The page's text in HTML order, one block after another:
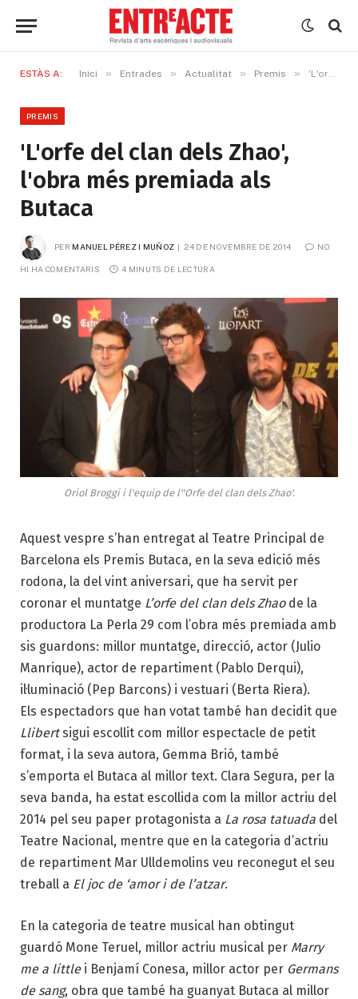
ESTÀS A: Inici » Entrades » Actualitat » Premis » 'L'orfe del clan dels Zhao', l'obra més premiada als Butaca
PREMIS
'L'orfe del clan dels Zhao',
l'obra més premiada als
Butaca
PER MANUEL PÉREZ I MUÑOZ 24 DE NOVEMBRE DE 2014 NO
HI HA COMENTARIS 4 MINUTS DE LECTURA
Oriol Broggi i l'equip de l''Orfe del clan dels Zhao'.
Aquest vespre s’han entregat al Teatre Principal de
Barcelona els Premis Butaca, en la seva edició més
rodona, la del vint aniversari, que ha servit per
coronar el muntatge L’orfe del clan dels Zhaode la
productora La Perla 29 com l’obra més premiada amb
sis guardons: millor muntatge, direcció, actor (Julio
Manrique), actor de repartiment (Pablo Derqui),
il·luminació (Pep Barcons) i vestuari (Berta Riera).
Els espectadors que han votat també han decidit que
Llibertsigui escollit com millor espectacle de petit
format, i la seva autora, Gemma Brió, també
s’emporta el Butaca al millor text. Clara Segura, per la
seva banda, ha estat escollida com la millor actriu del
2014 pel seu paper protagonista a La rosa tatuada del
Teatre Nacional, mentre que en la categoria d’actriu
de repartiment Mar Ulldemolins veu reconegut el seu
treball a El joc de ‘amor i de l’atzar.
En la categoria de teatre musical han obtingut
guardó Mone Teruel, millor actriu musical per Marry
me a little i Benjamí Conesa, millor actor per Germans
de sang, obra que també ha guanyat Butaca al millor